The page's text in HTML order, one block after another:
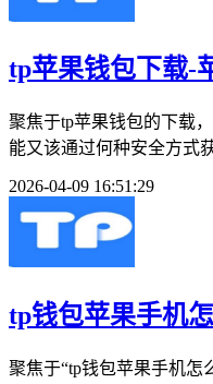
tp苹果钱包下载-
聚焦于tp苹果钱包的下载
能又该通过何种安全方式
2026-04-09 16:51:29
tp钱包苹果手机
聚焦于“tp钱包苹果手机